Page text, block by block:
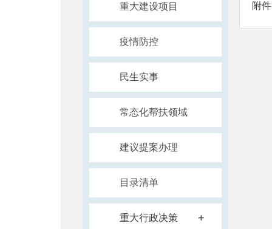
重大建设项目
疫情防控
民生实事
常态化帮扶领域
建议提案办理
目录清单
重大行政决策 +
附